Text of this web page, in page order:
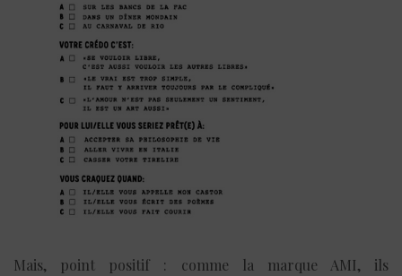
Mais, point positif : comme la marque AMI, ils